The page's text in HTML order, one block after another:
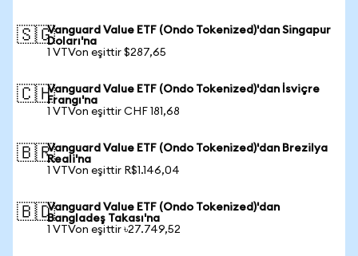
🇸🇬Vanguard Value ETF (Ondo Tokenized)'dan Singapur
Doları'na
1 VTVon eşittir $287,65
🇨🇭Vanguard Value ETF (Ondo Tokenized)'dan İsviçre
Frangı'na
1 VTVon eşittir CHF 181,68
🇧🇷Vanguard Value ETF (Ondo Tokenized)'dan Brezilya
Reali'na
1 VTVon eşittir R$1.146,04
🇧🇩Vanguard Value ETF (Ondo Tokenized)'dan
Bangladeş Takası'na
1 VTVon eşittir ৳27.749,52